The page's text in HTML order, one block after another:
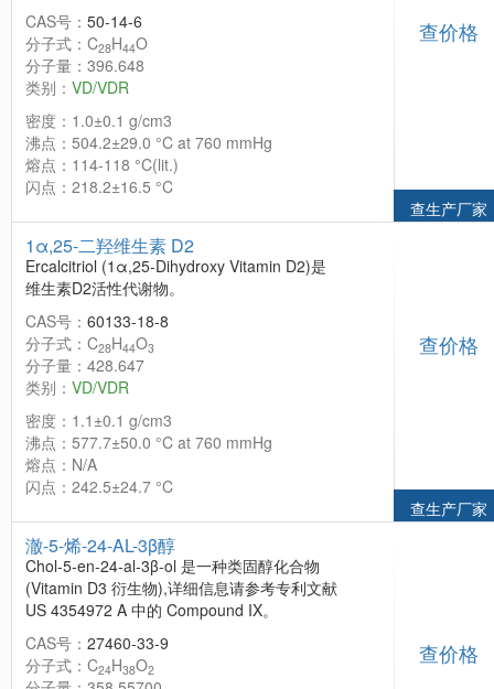
CAS号： 50-14-6
分子式：C28H44O
分子量：396.648
类别： VD/VDR
密度：1.0±0.1 g/cm3
沸点：504.2±29.0 °C at 760 mmHg
熔点：114-118 °C(lit.)
闪点：218.2±16.5 °C
查价格
查生产厂家
1α,25-二羟维生素 D2
Ercalcitriol (1α,25-Dihydroxy Vitamin D2)是
维生素D2活性代谢物。
CAS号： 60133-18-8
分子式：C28H44O3
分子量：428.647
类别： VD/VDR
密度：1.1±0.1 g/cm3
沸点：577.7±50.0 °C at 760 mmHg
熔点：N/A
闪点：242.5±24.7 °C
查价格
查生产厂家
澈-5-烯-24-AL-3β醇
Chol-5-en-24-al-3β-ol 是一种类固醇化合物
(Vitamin D3 衍生物),详细信息请参考专利文献
US 4354972 A 中的 Compound IX。
CAS号： 27460-33-9
分子式：C24H38O2
查价格